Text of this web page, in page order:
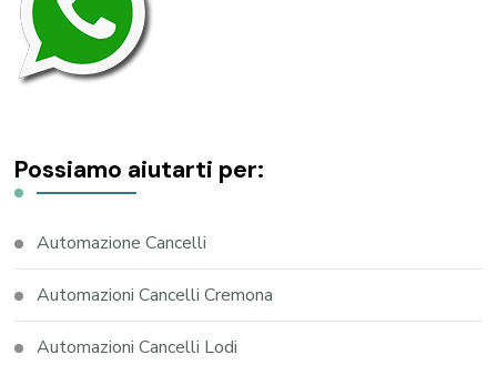
Possiamo aiutarti per:
Automazione Cancelli
Automazioni Cancelli Cremona
Automazioni Cancelli Lodi